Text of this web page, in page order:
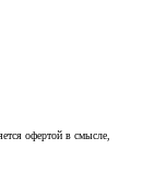
офертой в смысле,